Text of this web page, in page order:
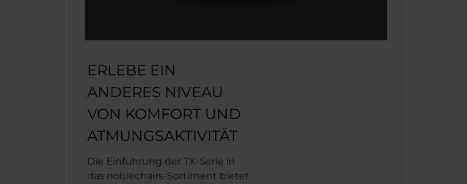
ERLEBE EIN
ANDERES NIVEAU
VON KOMFORT UND
ATMUNGSAKTIVITÄT
Die Einführung der TX-Serie in
das noblechairs-Sortiment bietet